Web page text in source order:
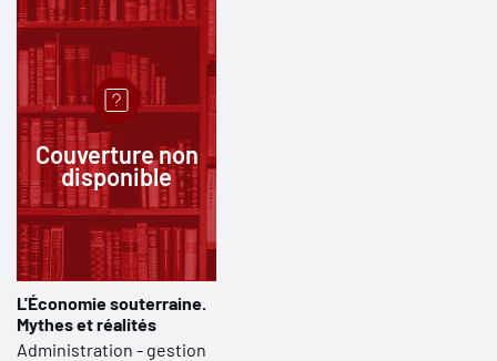
Couverture non
disponible
L'Économie souterraine.
Mythes et réalités
Administration - gestion